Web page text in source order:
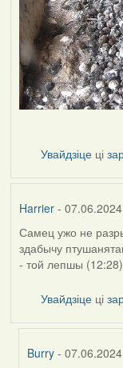
Увайдзіце ці
Harrier-
Самец ужо не
здабычу
- той лепшы
Увайдзіце ці
Burry -